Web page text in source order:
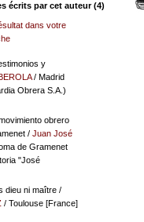
écrits par cet auteur (4)
dans votre
y
/ Madrid
Obrera S.A.)
obrero
/ Juan José
de Gramenet
"José
dieu ni maître/
/ Toulouse [France]